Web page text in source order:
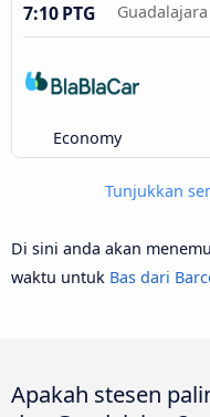
7:10 PTG Guadalajara
Economy
Tunjukkan
Di sini anda akan
waktu untuk Bas dari
Apakah stesen